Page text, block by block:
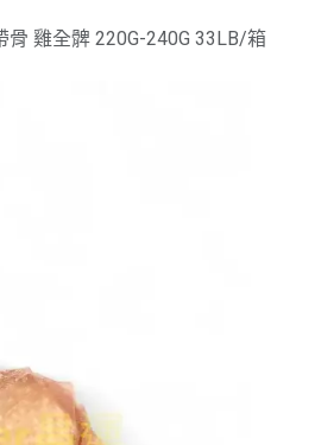
骨 雞全髀 220G-240G 33LB/箱